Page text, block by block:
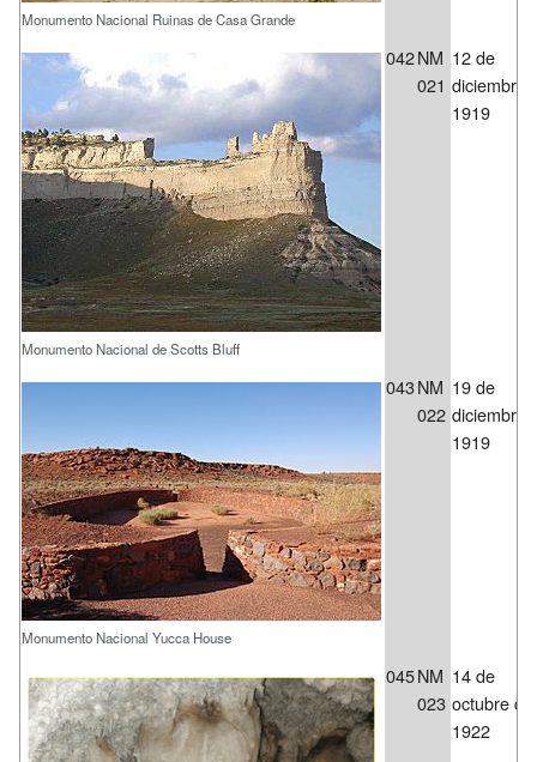
Monumento Nacional Ruinas de Casa Grande
Monumento Nacional de Scotts Bluff
042NM
021
12 de
diciembre
1919
Monumento Nacional Yucca House
043NM
022
19 de
diciembre
1919
045NM
023
14 de
octubre de
1922